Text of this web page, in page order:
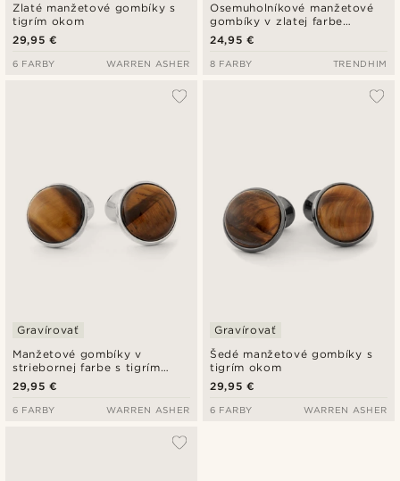
Zlaté manžetové gombíky s
tigrím okom
29,95 €
6 FARBY WARREN ASHER
Osemuholníkové manžetové
gombíky v zlatej farbe
vykladané tigrím okom
24,95 €
8 FARBY TRENDHIM
Manžetové gombíky v
striebornej farbe s tigrím
okom
Gravírovať
29,95 €
6 FARBY WARREN ASHER
Šedé manžetové gombíky s
tigrím okom
Gravírovať
29,95 €
6 FARBY WARREN ASHER